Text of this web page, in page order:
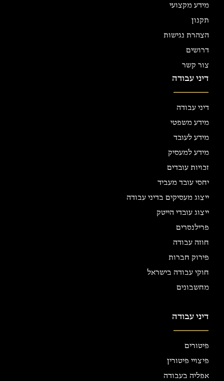
מידע מקצועי
תקנון
הצהרת נגישות
דרושים
צור קשר
דיני עבודה
דיני עבודה
מידע משפטי
מידע לעובד
מידע למעסיק
זכויות עובדים
יחסי עובד מעביד
ייצוג מעסיקים בדיני עבודה
ייצוג עובדי הייטק
פרילנסרים
חוזה עבודה
פירוק חברות
חוקי עבודה בישראל
מחשבונים
דיני עבודה
פיטורים
פיצויי פיטורין
אפליה בעבודה